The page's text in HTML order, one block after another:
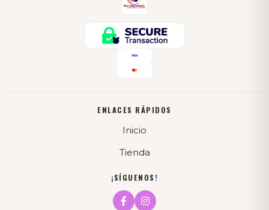
ENLACES RÁPIDOS
Inicio
Tienda
¡SÍGUENOS!